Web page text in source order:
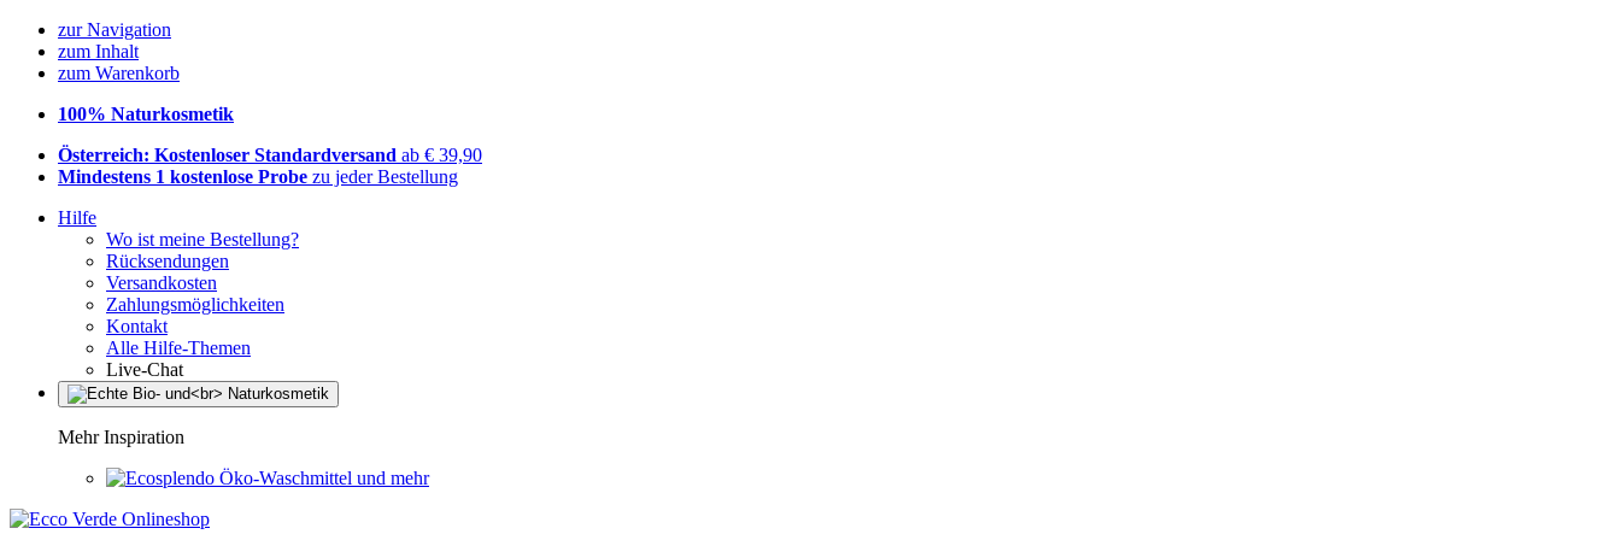
zur Navigation
zum Inhalt
zum Warenkorb
100% Naturkosmetik
Österreich: Kostenloser Standardversand ab € 39,90
Mindestens 1 kostenlose Probe zu jeder Bestellung
Hilfe
Wo ist meine Bestellung?
Rücksendungen
Versandkosten
Zahlungsmöglichkeiten
Kontakt
Alle Hilfe-Themen
Live-Chat
Mehr Inspiration
Öko-Waschmittel und mehr